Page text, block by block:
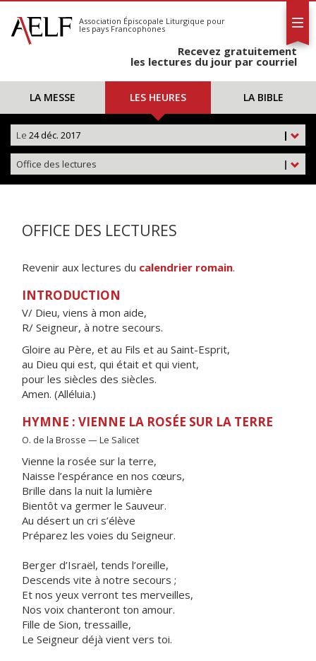
S'abonner
Calendrier
Association Épiscopale Liturgique pour
les pays Francophones
Recevez gratuitement
les lectures du jour par courriel
LA MESSE LES HEURES LA BIBLE
|
Le 24 déc. 2017
|
Office des lectures
OFFICE DES LECTURES
Revenir aux lectures du calendrier romain.
INTRODUCTION
V/ Dieu, viens à mon aide,
R/ Seigneur, à notre secours.
Gloire au Père, et au Fils et au Saint-Esprit,
au Dieu qui est, qui était et qui vient,
pour les siècles des siècles.
Amen. (Alléluia.)
HYMNE : VIENNE LA ROSÉE SUR LA TERRE
O. de la Brosse — Le Salicet
Vienne la rosée sur la terre,
Naisse l’espérance en nos cœurs,
Brille dans la nuit la lumière
Bientôt va germer le Sauveur.
Au désert un cri s’élève
Préparez les voies du Seigneur.
Berger d’Israël, tends l’oreille,
Descends vite à notre secours ;
Et nos yeux verront tes merveilles,
Nos voix chanteront ton amour.
Fille de Sion, tressaille,
Le Seigneur déjà vient vers toi.